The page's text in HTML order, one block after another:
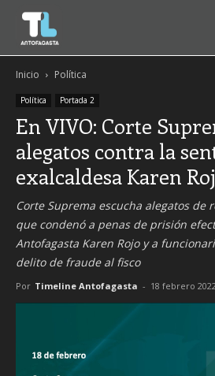
Inicio Política
Política Portada 2
En VIVO: Corte
alegatos contra la
exalcaldesa Karen
Corte Suprema escucha alegatos de
que condenó a penas de prisión
Antofagasta Karen Rojo y a
delito de fraude al fisco
Por Timeline Antofagasta - 18 febrero 2022